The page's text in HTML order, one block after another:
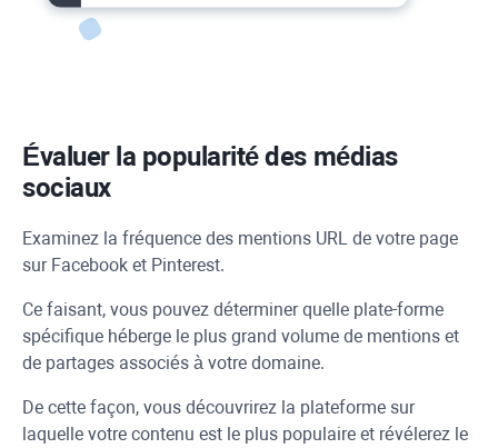
Évaluer la popularité des médias
sociaux
Examinez la fréquence des mentions URL de votre page
sur Facebook et Pinterest.
Ce faisant, vous pouvez déterminer quelle plate-forme
spécifique héberge le plus grand volume de mentions et
de partages associés à votre domaine.
De cette façon, vous découvrirez la plateforme sur
laquelle votre contenu est le plus populaire et révélerez le